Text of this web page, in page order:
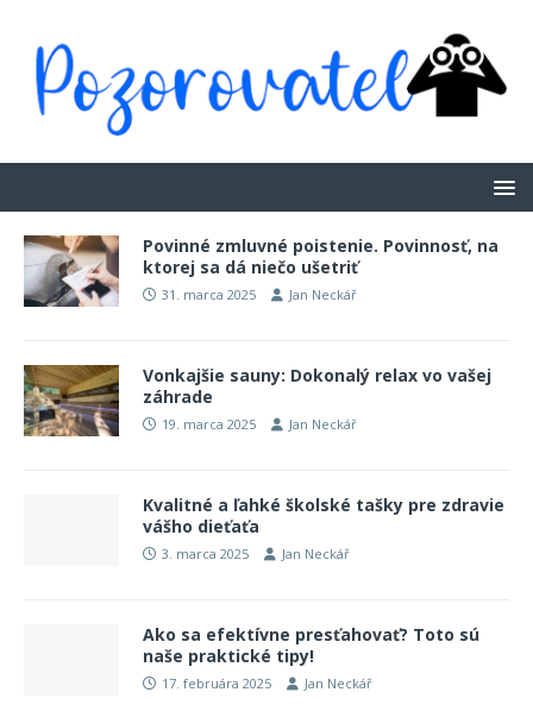
Povinné zmluvné poistenie. Povinnosť, na
ktorej sa dá niečo ušetriť
31. marca 2025 Jan Neckář
Vonkajšie sauny: Dokonalý relax vo vašej
záhrade
19. marca 2025 Jan Neckář
Kvalitné a ľahké školské tašky pre zdravie
vášho dieťaťa
3. marca 2025 Jan Neckář
Ako sa efektívne presťahovať? Toto sú
naše praktické tipy!
17. februára 2025 Jan Neckář